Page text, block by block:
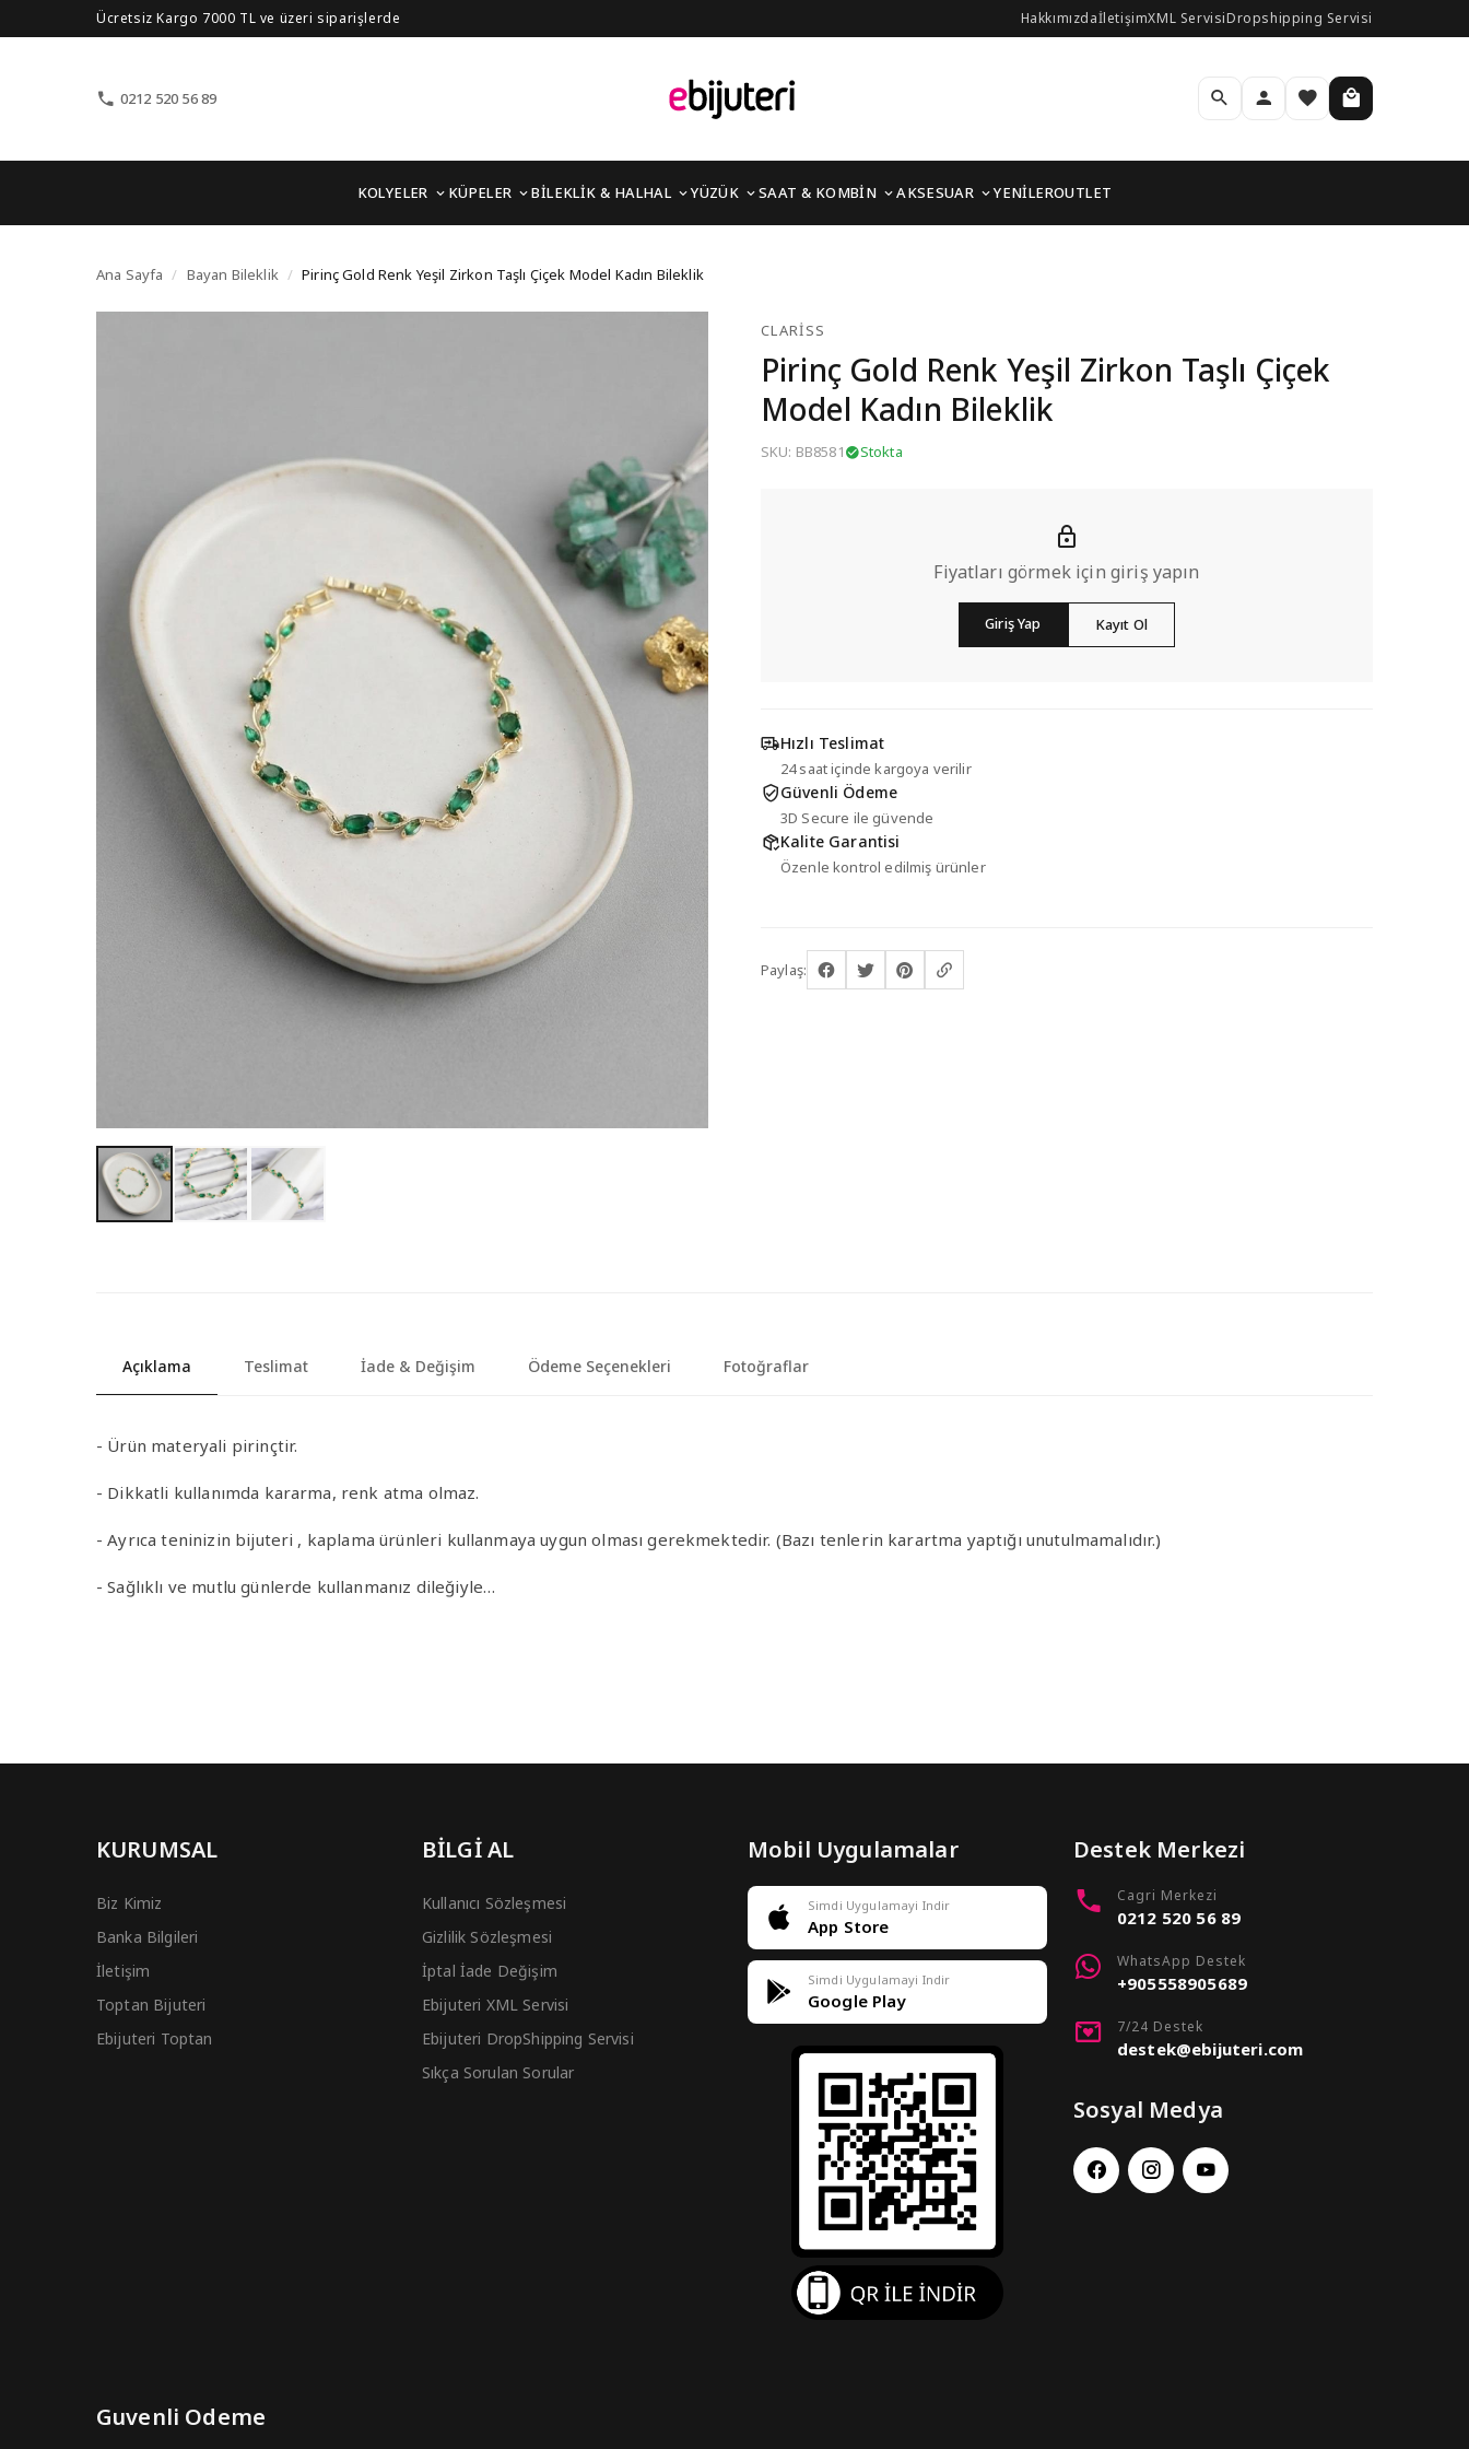
Ücretsiz Kargo 7000 TL ve üzeri siparişlerde HakkımızdaİletişimXML ServisiDropshipping Servisi
0212 520 56 89
KOLYELER KÜPELER BİLEKLİK & HALHAL YÜZÜK SAAT & KOMBİN AKSESUAR YENİLEROUTLET
Pirinç Gold Renk Yeşil Zirkon Taşlı Çiçek Model Kadın Bileklik
Ana Sayfa / Bayan Bileklik / Pirinç Gold Renk Yeşil Zirkon Taşlı Çiçek Model Kadın Bileklik
CLARISS
Pirinç Gold Renk Yeşil Zirkon Taşlı Çiçek
Model Kadın Bileklik
SKU: BB8581 Stokta
Fiyatları görmek için giriş yapın
Giriş Yap Kayıt Ol
Hızlı Teslimat
24 saat içinde kargoya verilir
Güvenli Ödeme
3D Secure ile güvende
Kalite Garantisi
Özenle kontrol edilmiş ürünler
Paylaş:
Açıklama Teslimat İade & Değişim Ödeme Seçenekleri Fotoğraflar
- Ürün materyali pirinçtir.
- Dikkatli kullanımda kararma, renk atma olmaz.
- Ayrıca teninizin bijuteri , kaplama ürünleri kullanmaya uygun olması gerekmektedir. (Bazı tenlerin karartma yaptığı unutulmamalıdır.)
- Sağlıklı ve mutlu günlerde kullanmanız dileğiyle…
KURUMSAL
Biz Kimiz
Banka Bilgileri
İletişim
Toptan Bijuteri
Ebijuteri Toptan
BİLGİ AL
Kullanıcı Sözleşmesi
Gizlilik Sözleşmesi
İptal İade Değişim
Ebijuteri XML Servisi
Ebijuteri DropShipping Servisi
Sıkça Sorulan Sorular
Mobil Uygulamalar
Simdi Uygulamayi Indir
App Store
Simdi Uygulamayi Indir
Google Play
Destek Merkezi
Cagri Merkezi
0212 520 56 89
WhatsApp Destek
+905558905689
7/24 Destek
destek@ebijuteri.com
Sosyal Medya
Guvenli Odeme